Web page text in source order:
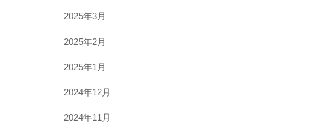
2025年3月
2025年2月
2025年1月
2024年12月
2024年11月